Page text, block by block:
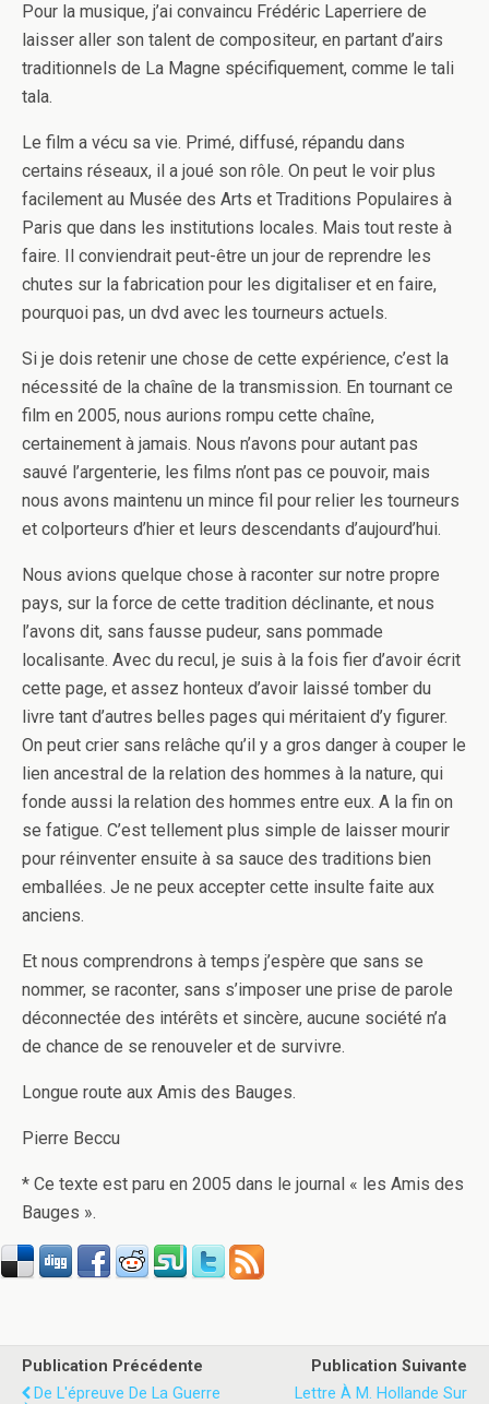
Pour la musique, j’ai convaincu Frédéric Laperriere de
laisser aller son talent de compositeur, en partant d’airs
traditionnels de La Magne spécifiquement, comme le tali
tala.
Le film a vécu sa vie. Primé, diffusé, répandu dans
certains réseaux, il a joué son rôle. On peut le voir plus
facilement au Musée des Arts et Traditions Populaires à
Paris que dans les institutions locales. Mais tout reste à
faire. Il conviendrait peut-être un jour de reprendre les
chutes sur la fabrication pour les digitaliser et en faire,
pourquoi pas, un dvd avec les tourneurs actuels.
Si je dois retenir une chose de cette expérience, c’est la
nécessité de la chaîne de la transmission. En tournant ce
film en 2005, nous aurions rompu cette chaîne,
certainement à jamais. Nous n’avons pour autant pas
sauvé l’argenterie, les films n’ont pas ce pouvoir, mais
nous avons maintenu un mince fil pour relier les tourneurs
et colporteurs d’hier et leurs descendants d’aujourd’hui.
Nous avions quelque chose à raconter sur notre propre
pays, sur la force de cette tradition déclinante, et nous
l’avons dit, sans fausse pudeur, sans pommade
localisante. Avec du recul, je suis à la fois fier d’avoir écrit
cette page, et assez honteux d’avoir laissé tomber du
livre tant d’autres belles pages qui méritaient d’y figurer.
On peut crier sans relâche qu’il y a gros danger à couper le
lien ancestral de la relation des hommes à la nature, qui
fonde aussi la relation des hommes entre eux. A la fin on
se fatigue. C’est tellement plus simple de laisser mourir
pour réinventer ensuite à sa sauce des traditions bien
emballées. Je ne peux accepter cette insulte faite aux
anciens.
Et nous comprendrons à temps j’espère que sans se
nommer, se raconter, sans s’imposer une prise de parole
déconnectée des intérêts et sincère, aucune société n’a
de chance de se renouveler et de survivre.
Longue route aux Amis des Bauges.
Pierre Beccu
* Ce texte est paru en 2005 dans le journal « les Amis des
Bauges ».
Publication Précédente
De L'épreuve De La Guerre
Publication Suivante
Lettre À M. Hollande Sur